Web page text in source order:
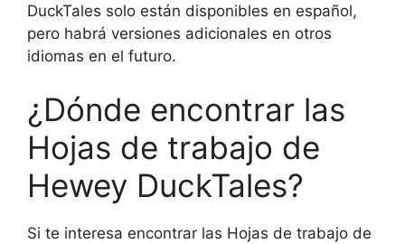
DuckTales solo están disponibles en español,
pero habrá versiones adicionales en otros
idiomas en el futuro.
¿Dónde encontrar las
Hojas de trabajo de
Hewey DuckTales?
Si te interesa encontrar las Hojas de trabajo de